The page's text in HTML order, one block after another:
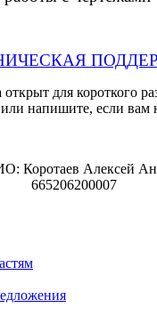
открыт для короткого
напишите, если
Коротаев Алексей
665206200007